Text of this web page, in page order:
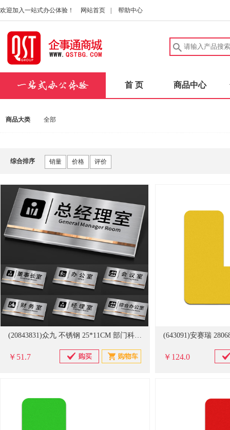
欢迎加入一站式办公体验！ 网站首页 帮助中心
首 页 商品中心
商品大类 全部
综合排序 销量 价格 评价
(20843831)众九 不锈钢 25*11CM 部门科室牌(单位：个)
￥51.7 ￥124.0